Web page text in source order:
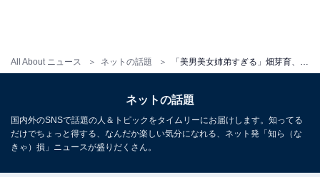
All About ニュース ネットの話題 「美男美女姉弟すぎる」畑芽育、“姉弟”ショットを初公開！ 「おちゃ芽育で可愛いんだからwww」の声も
ネットの話題
国内外のSNSで話題の人＆トピックをタイムリーにお届けします。知ってる
だけでちょっと得する、なんだか楽しい気分になれる、ネット発「知ら（な
きゃ）損」ニュースが盛りだくさん。